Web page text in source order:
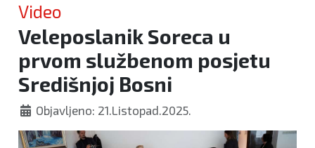
Zanimljivosti
Video
Veleposlanik Soreca u
prvom službenom posjetu
Središnjoj Bosni
Objavljeno: 21.Listopad.2025.